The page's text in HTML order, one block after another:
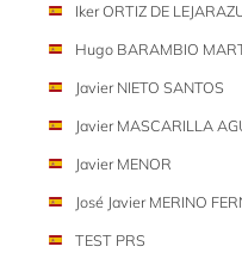
Iker ORTIZ DE
Hugo BARAMBIO
Javier NIETO SANTOS
Javier MASCARILLA
Javier MENOR
José Javier MERINO
TEST PRS